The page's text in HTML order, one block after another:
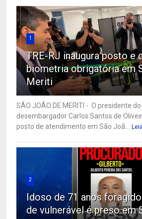
1
TRE-RJ inaugura posto e
biometria obrigatória em
Meriti
SÃO JOÃO DE MERITI - O presidente do
desembargador Carlos Santos de
posto de atendimento em São Joã...
2
Idoso de 71 anos
de vulnerável é preso em